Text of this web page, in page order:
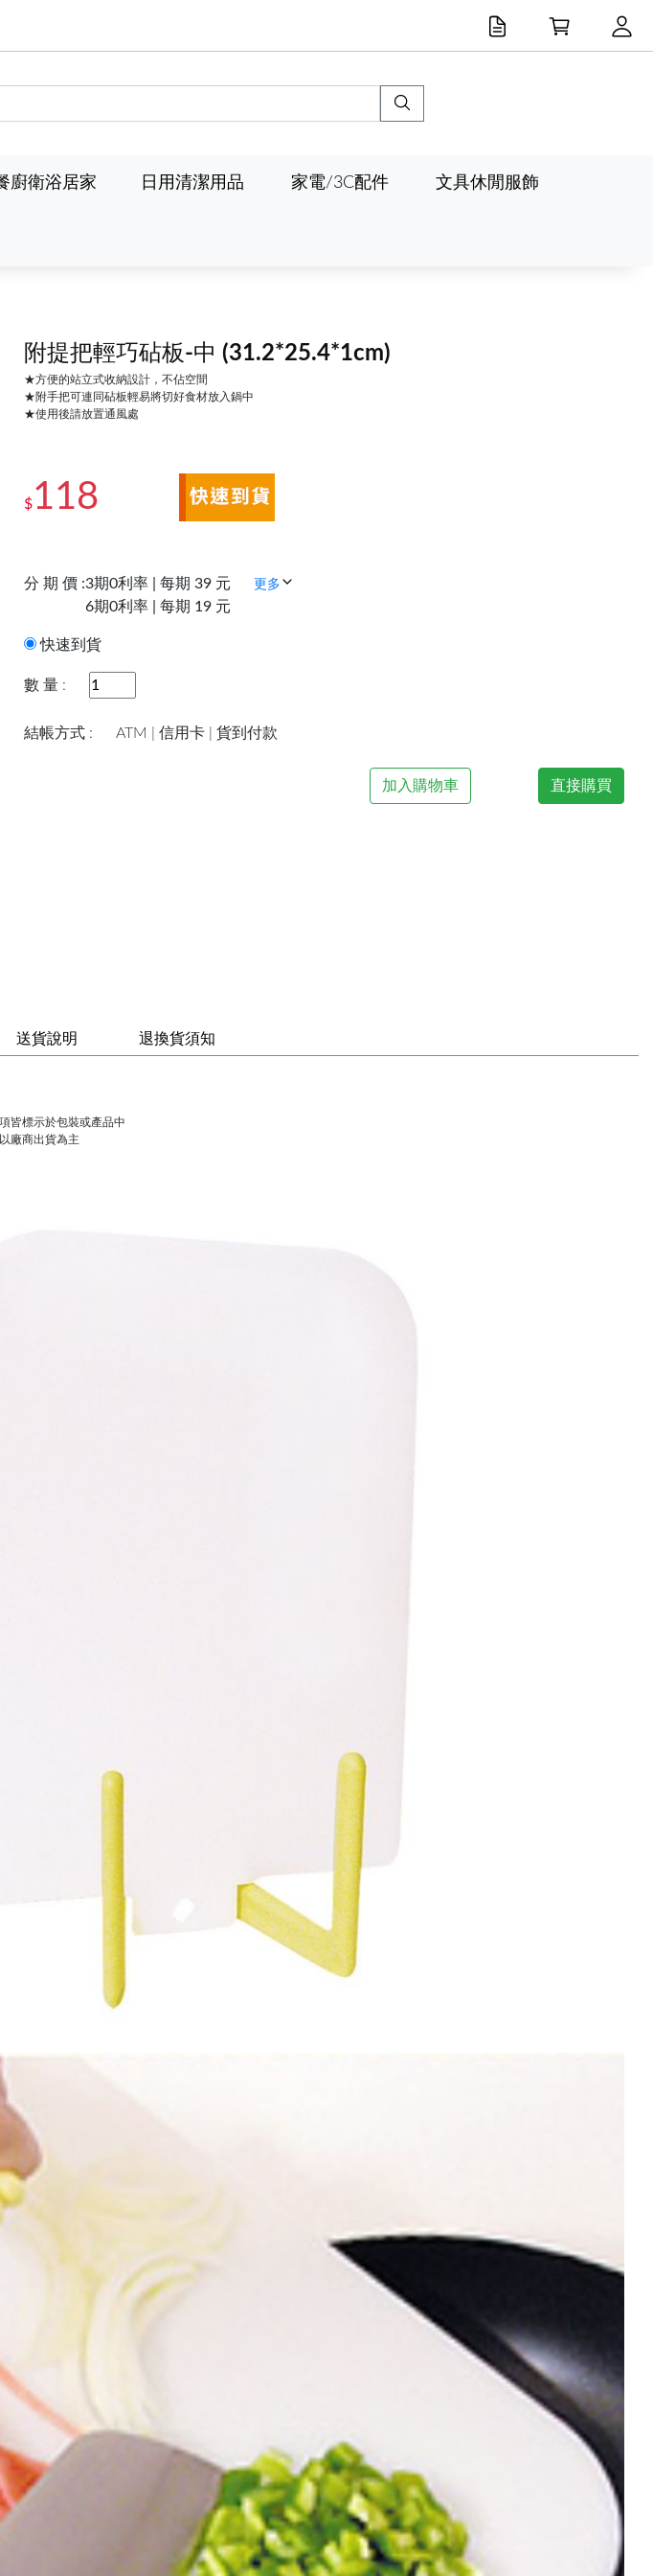
廚衛浴居家 日用清潔用品 家電/3C配件 文具休閒服飾
附提把輕巧砧板-中 (31.2*25.4*1cm)
★方便的站立式收納設計，不佔空間
★附手把可連同砧板輕易將切好食材放入鍋中
★使用後請放置通風處
$118
分 期 價 :3期0利率 | 每期 39 元
6期0利率 | 每期 19 元
更多
快速到貨
數 量 :
結帳方式 : ATM | 信用卡 | 貨到付款
加入購物車 直接購買
送貨說明 退換貨須知
皆標示於包裝或產品中
廠商出貨為主